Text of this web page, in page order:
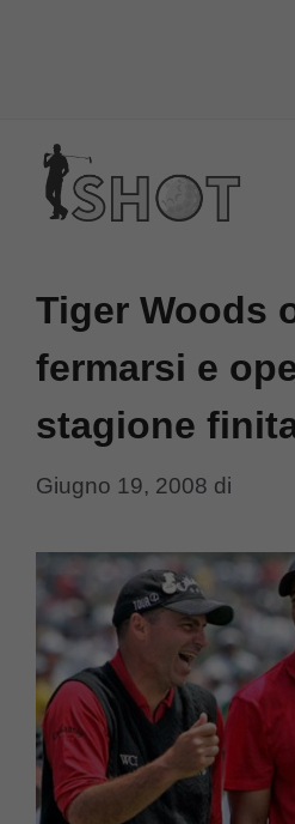
contenuto
Tiger Woods
fermarsi e
stagione
Giugno 19, 2008 di